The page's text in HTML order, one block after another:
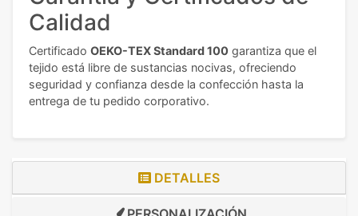
Calidad
Certificado OEKO-TEX Standard 100 garantiza que el
tejido está libre de sustancias nocivas, ofreciendo
seguridad y confianza desde la confección hasta la
entrega de tu pedido corporativo.
DETALLES